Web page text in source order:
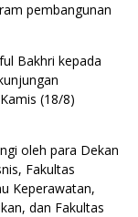
pembangunan
Bakhri kepada
(18/8)
oleh para Dekan
Fakultas
Keperawatan,
dan Fakultas